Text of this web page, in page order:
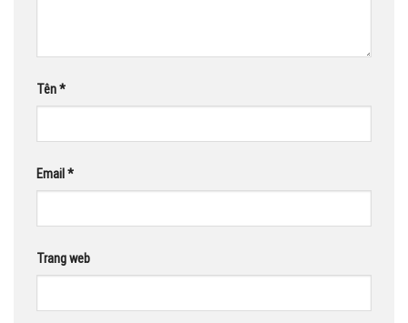
Tên*
Email *
Trang web